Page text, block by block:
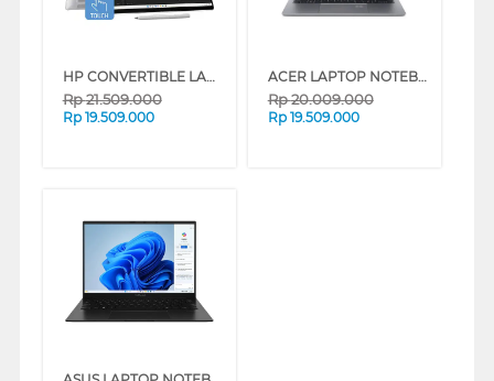
HP CONVERTIBLE LAPTOP NOTEBOOK ENVY X360-FA0888AU AMD RYZEN 7-8840HS
Rp21.509.000
Rp 19.509.000
ACER LAPTOP NOTEBOOK SWIFT GO 14 AI SFG14-64-R3PS AMD RYZEN 7- AI 350
Rp20.009.000
Rp 19.509.000